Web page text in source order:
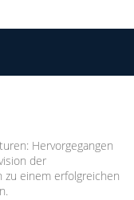
Hervorgegangen
der
zu einem erfolgreichen